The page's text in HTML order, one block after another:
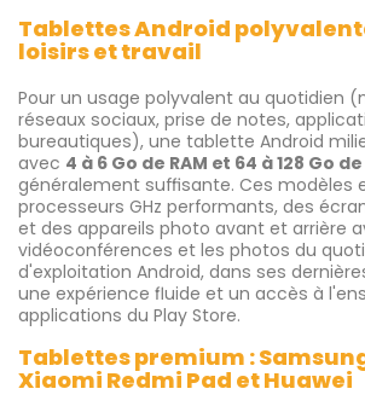
Tablettes Android
loisirs et travail
Pour un usage polyvalent au quotidien
réseaux sociaux, prise de notes,
bureautiques), une tablette Android
avec 4 à 6 Go de RAM et 64 à 128 Go
généralement suffisante. Ces modèles
processeurs GHz performants, des
et des appareils photo avant et arrière
vidéoconférences et les photos du
d'exploitation Android, dans ses
une expérience fluide et un accès à
applications du Play Store.
Tablettes premium :
Xiaomi Redmi Pad et Huawei